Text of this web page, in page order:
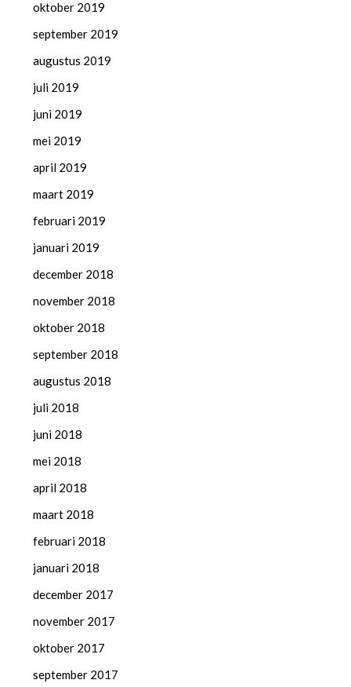
oktober 2019
september 2019
augustus 2019
juli 2019
juni 2019
mei 2019
april 2019
maart 2019
februari 2019
januari 2019
december 2018
november 2018
oktober 2018
september 2018
augustus 2018
juli 2018
juni 2018
mei 2018
april 2018
maart 2018
februari 2018
januari 2018
december 2017
november 2017
oktober 2017
september 2017